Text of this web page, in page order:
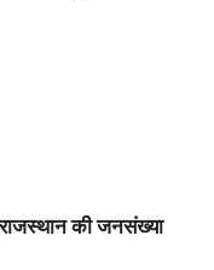
की जनसंख्या